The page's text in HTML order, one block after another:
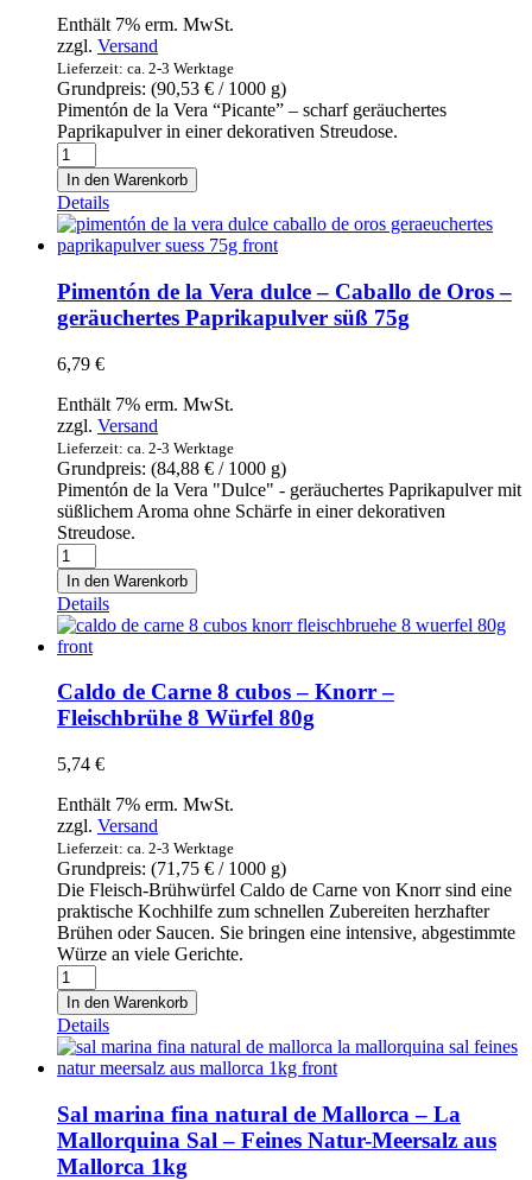
-
Original
mallorquinisches
Bio
Gewürzsalz
SET
aus
Sorten
150g
Menge
Enthält 7% erm. MwSt.
zzgl. Versand
Lieferzeit: ca. 2-3 Werktage
Grundpreis: (90,53 € / 1000 g)
Pimentón de la Vera “Picante” – scharf geräuchertes
Paprikapulver in einer dekorativen Streudose.
Pimentón
de
la
Vera
picante
-
Caballo
de
Oros
geräuchertes
pikant
75g
Menge
In den Warenkorb
Details
Pimentón de la Vera dulce – Caballo de Oros –
geräuchertes Paprikapulver süß 75g
6,79 €
Enthält 7% erm. MwSt.
zzgl. Versand
Lieferzeit: ca. 2-3 Werktage
Grundpreis: (84,88 € / 1000 g)
Pimentón de la Vera "Dulce" - geräuchertes Paprikapulver mit
süßlichem Aroma ohne Schärfe in einer dekorativen
Streudose.
Pimentón
de
la
Vera
dulce
-
Caballo
de
Oros
geräuchertes
süß
75g
Menge
In den Warenkorb
Details
Caldo de Carne 8 cubos – Knorr –
Fleischbrühe 8 Würfel 80g
5,74 €
Enthält 7% erm. MwSt.
zzgl. Versand
Lieferzeit: ca. 2-3 Werktage
Grundpreis: (71,75 € / 1000 g)
Die Fleisch-Brühwürfel Caldo de Carne von Knorr sind eine
praktische Kochhilfe zum schnellen Zubereiten herzhafter
Brühen oder Saucen. Sie bringen eine intensive, abgestimmte
Würze an viele Gerichte.
Caldo
de
Carne
8
cubos
-
Knorr
-
Fleischbrühe
8
In den Warenkorb
Details
Sal marina fina natural de Mallorca – La
Mallorquina Sal – Feines Natur-Meersalz aus
Mallorca 1kg